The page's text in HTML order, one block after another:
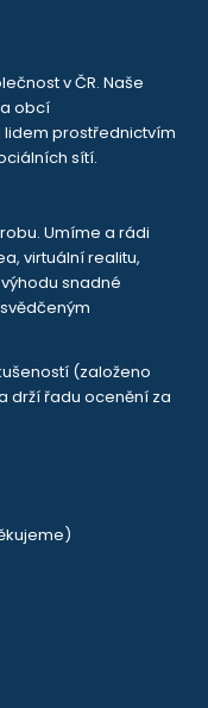
v ČR. Naše
obcí
lidem prostřednictvím
sítí.
Umíme a rádi
virtuální realitu,
snadné
(založeno
drží řadu ocenění za